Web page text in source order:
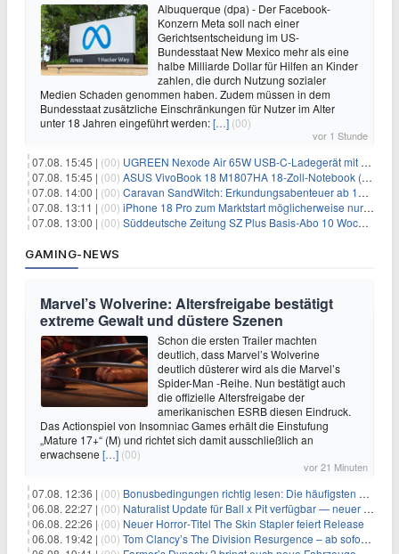
Albuquerque (dpa) - Der Facebook-
Konzern Meta soll nach einer
Gerichtsentscheidung im US-
Bundesstaat New Mexico mehr als eine
halbe Milliarde Dollar für Hilfen an Kinder
zahlen, die durch Nutzung sozialer
Medien Schaden genommen haben. Zudem müssen in dem
Bundesstaat zusätzliche Einschränkungen für Nutzer im Alter
unter 18 Jahren eingeführt werden:[…] (00)
vor 1 Stunde
07.08. 15:45 | (00) UGREEN Nexode Air 65W USB-C-Ladegerät mit GaN-Technik für 24,99€
07.08. 15:45 | (00) ASUS VivoBook 18 M1807HA 18-Zoll-Notebook (Ryzen 7, 16GB) für 734,57€
07.08. 14:00 | (00) Caravan SandWitch: Erkundungsabenteuer ab 13.08. gratis im Epic Games Store
07.08. 13:11 | (00) iPhone 18 Pro zum Marktstart möglicherweise nur begrenzt verfügbar
07.08. 13:00 | (00) Süddeutsche Zeitung SZ Plus Basis-Abo 10 Wochen für 10€
GAMING-NEWS
Marvel’s Wolverine: Altersfreigabe bestätigt
extreme Gewalt und düstere Szenen
Schon die ersten Trailer machten
deutlich, dass Marvel’s Wolverine
deutlich düsterer wird als die Marvel’s
Spider-Man -Reihe. Nun bestätigt auch
die offizielle Altersfreigabe der
amerikanischen ESRB diesen Eindruck.
Das Actionspiel von Insomniac Games erhält die Einstufung
„Mature 17+“ (M) und richtet sich damit ausschließlich an
erwachsene […] (00)
vor 21 Minuten
07.08. 12:36 | (00) Bonusbedingungen richtig lesen: Die häufigsten Stolperfallen
06.08. 22:27 | (00) Naturalist Update für Ball x Pit verfügbar — neuer Content auf allen Plattformen
06.08. 22:26 | (00) Neuer Horror‑Titel The Skin Stapler feiert Release
06.08. 19:42 | (00) Tom Clancy’s The Division Resurgence – ab sofort für euch verfügbar